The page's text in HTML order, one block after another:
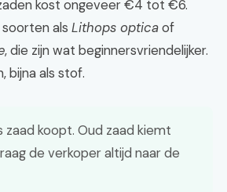
kost ongeveer €4 tot €6.
als Lithops opticaof
, die zijn wat beginnersvriendelijker.
bijna als stof.
zaad koopt. Oud zaad kiemt
de verkoper altijd naar de